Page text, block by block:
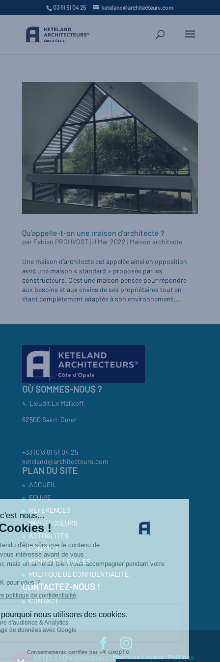
03 61 51 04 25 keteland@architecteurs.com
Qu’appelle-t-on une maison d’architecte ?
par Fabien PROUVOST |J Mar 2022 | Maison architecte
Une maison d’architecte est appelée ainsi en opposition
avec une maison « standard » proposée par les
constructeurs. C’est une maison pensée pour répondre
aux besoins et aux envies de ses propriétaires tout en
étant complètement adaptée à son environnement....
OÙ SOMMES-NOUS ?
4, Lieudit Le Malixoff,
62500 Saint-Omer
+33 (0)3 61 51 04 25
keteland@architecteurs.com
PLAN DU SITE
ACCUEIL
EQUIPE
RÉFÉRENCES
INVESTISSEURS
ACTUALITÉS
CONTACT
MENTIONS LEGALES
POLITIQUE DE CONFIDENTIALITÉ
CONTACTEZ-NOUS !
CONTACT
© KETELAND architecteurs | Mentions Légales|Politique